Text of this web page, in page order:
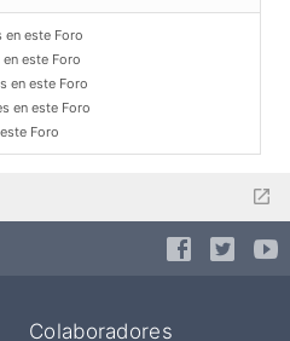
en este Foro
este Foro
en este Foro
en este Foro
Foro
Colaboradores